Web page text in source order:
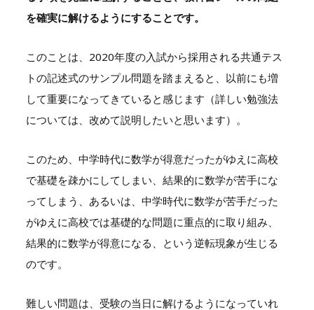
を確実に解けるようにすることです。
このことは、 2020年度の入試から採用される共通テス
トの記述式のサンプル問題を踏まえると、以前にも増
して重要になってきていると感じます（詳しい勉強法
については、改めて説明したいと思います）。
このため、中学時代に数学が得意だったがゆえに高校
で基礎を疎かにしてしまい、結果的に数学が苦手にな
ってしまう、あるいは、中学時代に数学が苦手だった
がゆえに高校では基礎的な問題に重点的に取り組み、
結果的に数学が得意になる、という逆転現象が生じる
のです。
難しい問題は、受験の当日に解けるようになっていれ